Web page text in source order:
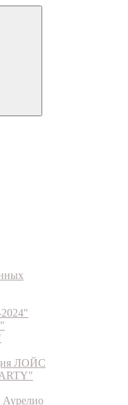
ЛОЙС
Аурелио